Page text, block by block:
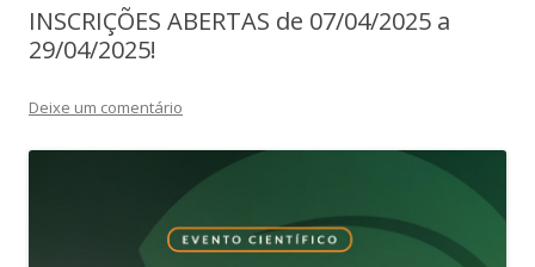
INSCRIÇÕES ABERTAS de 07/04/2025 a
29/04/2025!
Deixe um comentário